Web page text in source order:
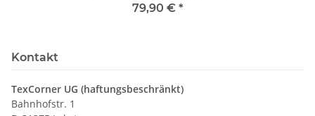
79,90 € *
Kontakt
TexCorner UG (haftungsbeschränkt)
Bahnhofstr. 1